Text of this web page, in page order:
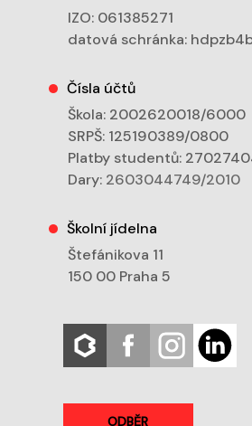
IZO: 061385271
datová schránka:
Čísla účtů
Škola: 2002620018/6000
SRPŠ: 125190389/0800
Platby studentů:
Dary: 2603044749/2010
Školní jídelna
Štefánikova 11
150 00 Praha 5
ODBĚR